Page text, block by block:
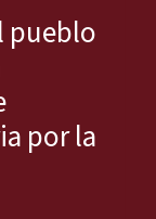
pueblo
por la